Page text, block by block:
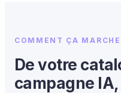
COMMENT ÇA MARCHE
De votre
campagne